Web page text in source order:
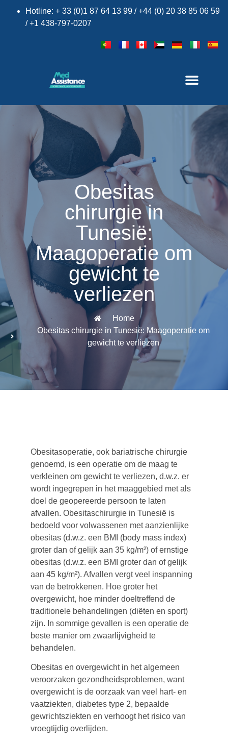
Hotline: + 33 (0)1 87 64 13 99 / +44 (0) 20 38 85 06 59
/ +1 438-797-0207
Obesitas
chirurgie in
Tunesië:
Maagoperatie om
gewicht te
verliezen
Home
Obesitas chirurgie in Tunesië: Maagoperatie om
gewicht te verliezen
Obesitasoperatie, ook bariatrische chirurgie
genoemd, is een operatie om de maag te
verkleinen om gewicht te verliezen, d.w.z. er
wordt ingegrepen in het maaggebied met als
doel de geopereerde persoon te laten
afvallen. Obesitaschirurgie in Tunesië is
bedoeld voor volwassenen met aanzienlijke
obesitas (d.w.z. een BMI (body mass index)
groter dan of gelijk aan 35 kg/m²) of ernstige
obesitas (d.w.z. een BMI groter dan of gelijk
aan 45 kg/m²). Afvallen vergt veel inspanning
van de betrokkenen. Hoe groter het
overgewicht, hoe minder doeltreffend de
traditionele behandelingen (diëten en sport)
zijn. In sommige gevallen is een operatie de
beste manier om zwaarlijvigheid te
behandelen.
Obesitas en overgewicht in het algemeen
veroorzaken gezondheidsproblemen, want
overgewicht is de oorzaak van veel hart- en
vaatziekten, diabetes type 2, bepaalde
gewrichtsziekten en verhoogt het risico van
vroegtijdig overlijden.